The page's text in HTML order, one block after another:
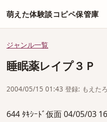
萌えた体験談コピペ保管庫
ジャンル一覧
睡眠薬レイプ３Ｐ
2004/05/15 01:43 登録: もえた
644 ﾀｷｼｰﾄﾞ仮面 04/05/03